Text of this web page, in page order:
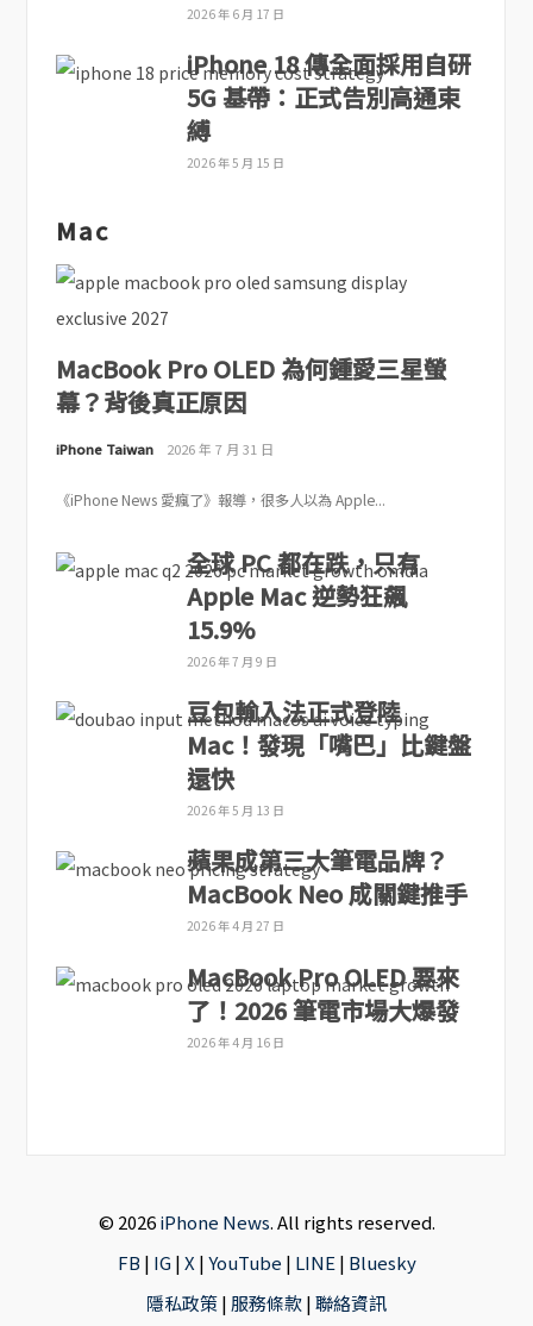
2026 年 6 月 17 日
iPhone 18 傳全面採用自研
5G 基帶：正式告別高通束
縛
2026 年 5 月 15 日
Mac
MacBook Pro OLED 為何鍾愛三星螢
幕？背後真正原因
iPhone Taiwan 2026 年 7 月 31 日
《iPhone News 愛瘋了》報導，很多人以為 Apple...
全球 PC 都在跌，只有
Apple Mac 逆勢狂飆
15.9%
2026 年 7 月 9 日
豆包輸入法正式登陸
Mac！發現「嘴巴」比鍵盤
還快
2026 年 5 月 13 日
蘋果成第三大筆電品牌？
MacBook Neo 成關鍵推手
2026 年 4 月 27 日
MacBook Pro OLED 要來
了！2026 筆電市場大爆發
2026 年 4 月 16 日
© 2026iPhone News. All rights reserved.
FB | IG|X|YouTube | LINE| Bluesky
隱私政策|服務條款|聯絡資訊